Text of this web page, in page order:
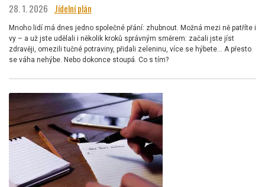
28. 1. 2026 Jídelní plán
Mnoho lidí má dnes jedno společné přání: zhubnout. Možná mezi ně patříte i
vy – a už jste udělali i několik kroků správným směrem: začali jste jíst
zdravěji, omezili tučné potraviny, přidali zeleninu, více se hýbete… A přesto
se váha nehýbe. Nebo dokonce stoupá. Co s tím?